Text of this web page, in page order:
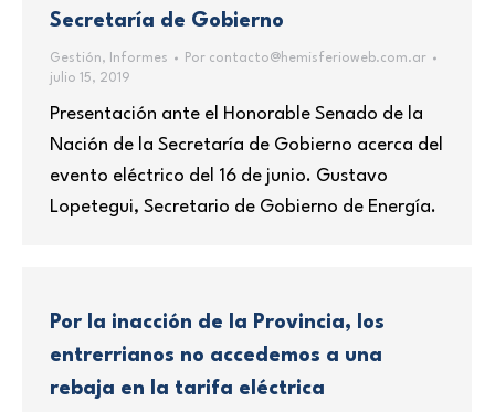
Secretaría de Gobierno
Gestión, Informes Por contacto@hemisferioweb.com.ar
julio 15, 2019
Presentación ante el Honorable Senado de la
Nación de la Secretaría de Gobierno acerca del
evento eléctrico del 16 de junio. Gustavo
Lopetegui, Secretario de Gobierno de Energía.
Por la inacción de la Provincia, los
entrerrianos no accedemos a una
rebaja en la tarifa eléctrica